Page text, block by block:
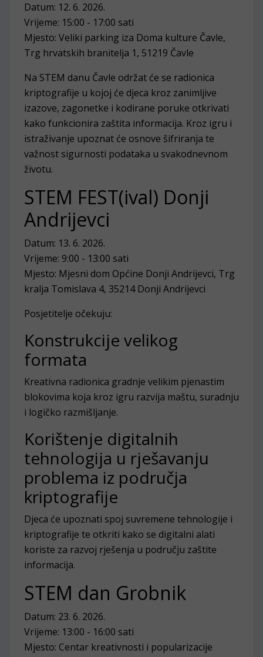
Datum: 12. 6. 2026.
Vrijeme: 15:00 - 17:00 sati
Mjesto: Veliki parking iza Doma kulture Čavle,
Trg hrvatskih branitelja 1, 51219 Čavle
Na STEM danu Čavle održat će se radionica
kriptografije u kojoj će djeca kroz zanimljive
izazove, zagonetke i kodirane poruke otkrivati
kako funkcionira zaštita informacija. Kroz igru i
istraživanje upoznat će osnove šifriranja te
važnost sigurnosti podataka u svakodnevnom
životu.
STEM FEST(ival) Donji
Andrijevci
Datum: 13. 6. 2026.
Vrijeme: 9:00 - 13:00 sati
Mjesto: Mjesni dom Općine Donji Andrijevci, Trg
kralja Tomislava 4, 35214 Donji Andrijevci
Posjetitelje očekuju:
Konstrukcije velikog
formata
Kreativna radionica gradnje velikim pjenastim
blokovima koja kroz igru razvija maštu, suradnju
i logičko razmišljanje.
Korištenje digitalnih
tehnologija u rješavanju
problema iz područja
kriptografije
Djeca će upoznati spoj suvremene tehnologije i
kriptografije te otkriti kako se digitalni alati
koriste za razvoj rješenja u području zaštite
informacija.
STEM dan Grobnik
Datum: 23. 6. 2026.
Vrijeme: 13:00 - 16:00 sati
Mjesto: Centar kreativnosti i popularizacije